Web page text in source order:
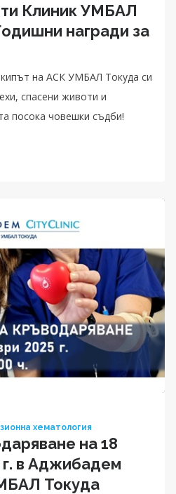
Клиник УМБАЛ
награди за
на АСК УМБАЛ Токуда си
спасени животи и
посока човешки съдби!
хематология
на 18
в Аджибадем
Токуда